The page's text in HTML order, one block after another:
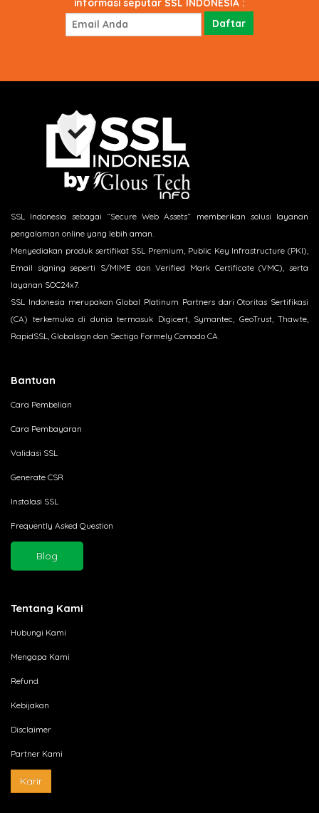
informasi seputar SSL INDONESIA :
SSL Indonesia sebagai “Secure Web Assets“ memberikan solusi layanan
pengalaman online yang lebih aman.
Menyediakan produk sertifikat SSL Premium, Public Key Infrastructure (PKI),
Email signing seperti S/MIME dan Verified Mark Certificate (VMC), serta
layanan SOC24x7.
SSL Indonesia merupakan Global Platinum Partners dari Otoritas Sertifikasi
(CA) terkemuka di dunia termasuk Digicert, Symantec, GeoTrust, Thawte,
RapidSSL, Globalsign dan Sectigo Formely Comodo CA.
Bantuan
Cara Pembelian
Cara Pembayaran
Validasi SSL
Generate CSR
Instalasi SSL
Frequently Asked Question
Blog
Tentang Kami
Hubungi Kami
Mengapa Kami
Refund
Kebijakan
Disclaimer
Partner Kami
Karir